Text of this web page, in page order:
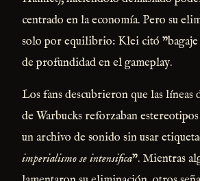
centrado en la economía. Pero su
solo por equilibrio: Klei citó
de profundidad en el gameplay.
Los fans descubrieron que las líneas
de Warbucks reforzaban
un archivo de sonido sin usar
imperialismo se intensifica". Mientras